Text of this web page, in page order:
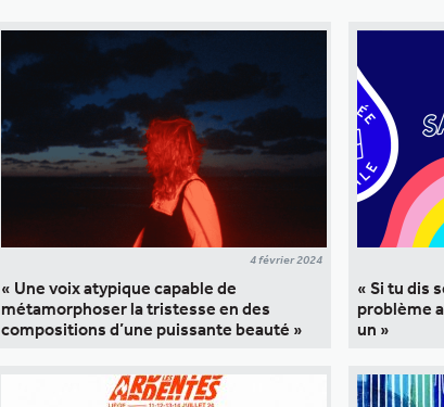
4 février 2024
« Une voix atypique capable de
métamorphoser la tristesse en des
compositions d’une puissante beauté »
« Si tu dis
problème
un »